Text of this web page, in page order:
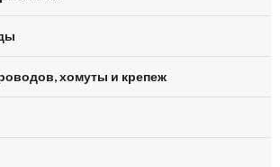
хомуты и крепеж